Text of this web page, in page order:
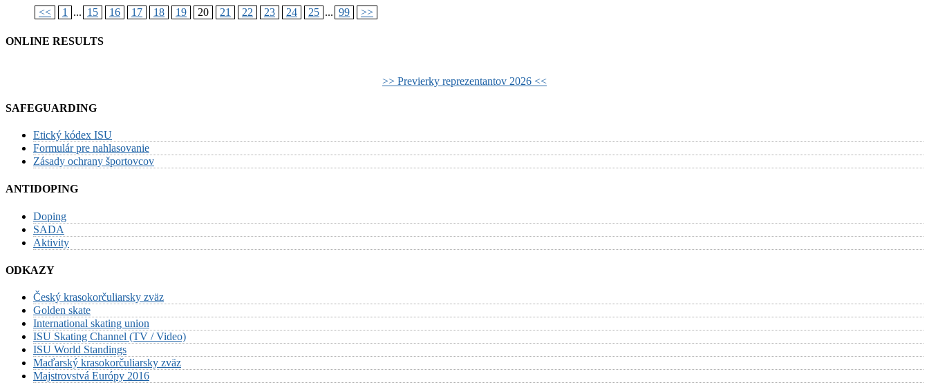
<< 1 ... 15 16 17 18 19 20 21 22 23 24 25 ... 99 >>
ONLINE RESULTS
>> Previerky reprezentantov 2026 <<
SAFEGUARDING
Etický kódex ISU
Formulár pre nahlasovanie
Zásady ochrany športovcov
ANTIDOPING
Doping
SADA
Aktivity
ODKAZY
Český krasokorčuliarsky zväz
Golden skate
International skating union
ISU Skating Channel (TV / Video)
ISU World Standings
Maďarský krasokorčuliarsky zväz
Majstrovstvá Európy 2016